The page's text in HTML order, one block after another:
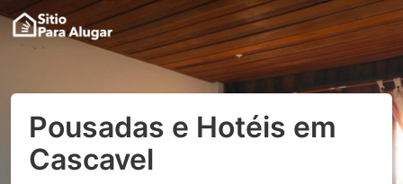
Pousadas e Hotéis em
Cascavel